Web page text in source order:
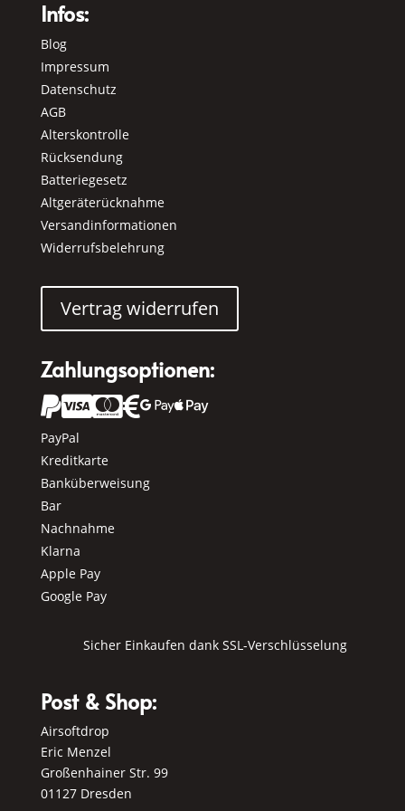
Infos:
Blog
Impressum
Datenschutz
AGB
Alterskontrolle
Rücksendung
Batteriegesetz
Altgeräterücknahme
Versandinformationen
Widerrufsbelehrung
Vertrag widerrufen
Zahlungsoptionen:
 
PayPal
Kreditkarte
Banküberweisung
Bar
Nachnahme
Klarna
Apple Pay
Google Pay
Sicher Einkaufen dank SSL-Verschlüsselung
Post & Shop:
Airsoftdrop
Eric Menzel
Großenhainer Str. 99
01127 Dresden